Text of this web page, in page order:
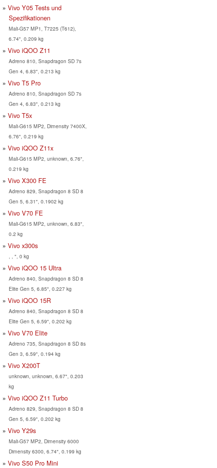
Vivo Y05 Tests und
Spezifikationen
Mali-G57 MP1, T7225 (T612),
6.74", 0.209 kg
Vivo iQOO Z11
Adreno 810, Snapdragon SD 7s
Gen 4, 6.83", 0.213 kg
Vivo T5 Pro
Adreno 810, Snapdragon SD 7s
Gen 4, 6.83", 0.213 kg
Vivo T5x
Mali-G615 MP2, Dimensity 7400X,
6.76", 0.219 kg
Vivo iQOO Z11x
Mali-G615 MP2, unknown, 6.76",
0.219 kg
Vivo X300 FE
Adreno 829, Snapdragon 8 SD 8
Gen 5, 6.31", 0.1902 kg
Vivo V70 FE
Mali-G615 MP2, unknown, 6.83",
0.2 kg
Vivo x300s
, , ", 0 kg
Vivo iQOO 15 Ultra
Adreno 840, Snapdragon 8 SD 8
Elite Gen 5, 6.85", 0.227 kg
Vivo iQOO 15R
Adreno 840, Snapdragon 8 SD 8
Elite Gen 5, 6.59", 0.202 kg
Vivo V70 Elite
Adreno 735, Snapdragon 8 SD 8s
Gen 3, 6.59", 0.194 kg
Vivo X200T
unknown, unknown, 6.67", 0.203
kg
Vivo iQOO Z11 Turbo
Adreno 829, Snapdragon 8 SD 8
Gen 5, 6.59", 0.202 kg
Vivo Y29s
Mali-G57 MP2, Dimensity 6000
Dimensity 6300, 6.74", 0.199 kg
Vivo S50 Pro Mini